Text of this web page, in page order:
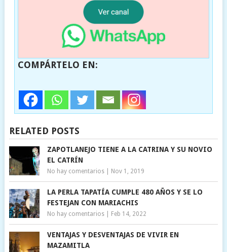
COMPÁRTELO EN:
RELATED POSTS
ZAPOTLANEJO TIENE A LA CATRINA Y SU NOVIO
EL CATRÍN
No hay comentarios| Nov 1, 2019
LA PERLA TAPATÍA CUMPLE 480 AÑOS Y SE LO
FESTEJAN CON MARIACHIS
No hay comentarios| Feb 14, 2022
VENTAJAS Y DESVENTAJAS DE VIVIR EN
MAZAMITLA